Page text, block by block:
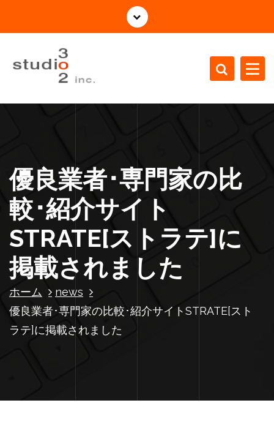
テ
優良業者･専門家の比
較･紹介サイト
STRATE[ストラテ]に
掲載されました
ホーム
news
優良業者･専門家の比較･紹介サイトSTRATE[スト
ラテ]に掲載されました